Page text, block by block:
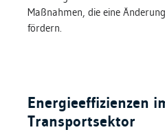
Maßnahmen, die eine
fördern.
Energieeffizienzen
Transportsektor